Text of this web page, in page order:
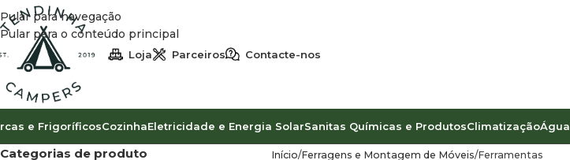
Pular para navegação
Pular para o conteúdo principal
Loja Parceiros Contacte-nos
e FrigoríficosCozinhaEletricidade e Energia SolarSanitas Químicas e ProdutosClimatizaçãoÁgua
Categorias de produto Início Ferragens e Montagem de Móveis Ferramentas